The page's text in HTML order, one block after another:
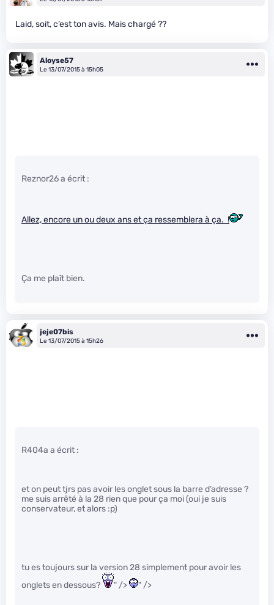
Laid, soit, c’est ton avis. Mais chargé ??
Aloyse57
Le 13/07/2015 à 15h05
Reznor26 a écrit :
Allez, encore un ou deux ans et ça ressemblera à ça. !
Ça me plaît bien.
jeje07bis
Le 13/07/2015 à 15h26
R404a a écrit :
et on peut tjrs pas avoir les onglet sous la barre d’adresse ?
me suis arrêté à la 28 rien que pour ça moi (oui je suis
conservateur, et alors :p)
tu es toujours sur la version 28 simplement pour avoir les
onglets en dessous?
" /> " />